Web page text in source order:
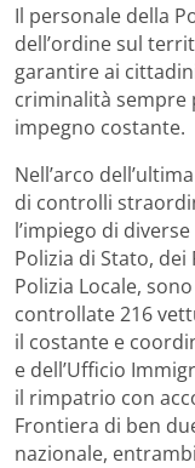
Il personale della
dell’ordine sul
garantire ai
criminalità sempre
impegno costante.
Nell’arco
di controlli
l’impiego di
Polizia di Stato,
Polizia Locale,
controllate 216
il costante e
e dell’Ufficio
il rimpatrio con
Frontiera di ben
nazionale,